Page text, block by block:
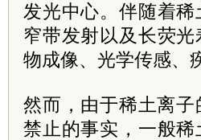
发光中心。伴随着
窄带发射以及长荧
物成像、光学传感、
然而，由于稀土离
禁止的事实，一般